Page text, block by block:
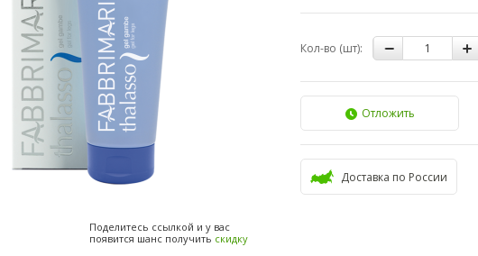
Поделитесь ссылкой и у вас
появится шанс получить скидку
Кол-во (шт):
Отложить
Доставка по России